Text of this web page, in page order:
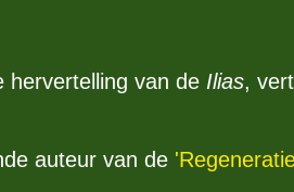
hervertelling van de Ilias,
auteur van de